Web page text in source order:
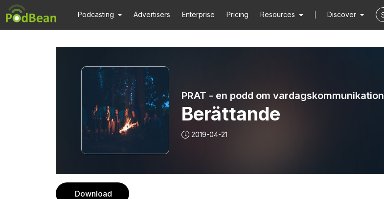
Podcasting Advertisers Enterprise Pricing Resources Discover
PRAT - en podd om vardagskommunikation
Berättande
2019-04-21
Download